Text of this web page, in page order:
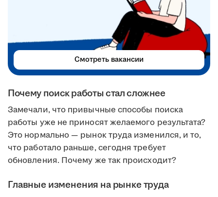
Почему поиск работы стал сложнее
Замечали, что привычные способы поиска
работы уже не приносят желаемого результата?
Это нормально — рынок труда изменился, и то,
что работало раньше, сегодня требует
обновления. Почему же так происходит?
Главные изменения на рынке труда
Смотреть вакансии